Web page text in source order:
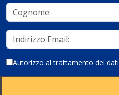
Autorizzo al trattamento dei dati